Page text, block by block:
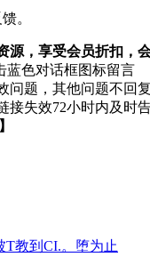
。
源，享受会员折扣，
蓝色对话框图标留言
问题，其他问题不回
接失效72小时内及时
T教到CI.。堕为止